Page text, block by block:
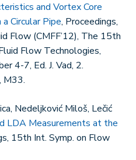
and Vortex Core
Circular Pipe, Proceedings,
Flow (CMFF’12), The 15th
Flow Technologies,
4-7, Ed. J. Vad, 2.
M33.
Nedeljković Miloš, Lečić
LDA Measurements at the
15th Int. Symp. on Flow